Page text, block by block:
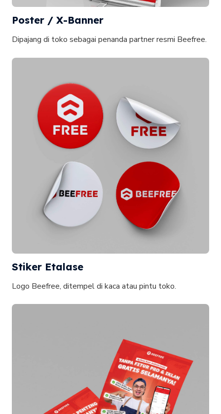
Poster / X-Banner
Dipajang di toko sebagai penanda partner resmi Beefree.
Stiker Etalase
Logo Beefree, ditempel di kaca atau pintu toko.